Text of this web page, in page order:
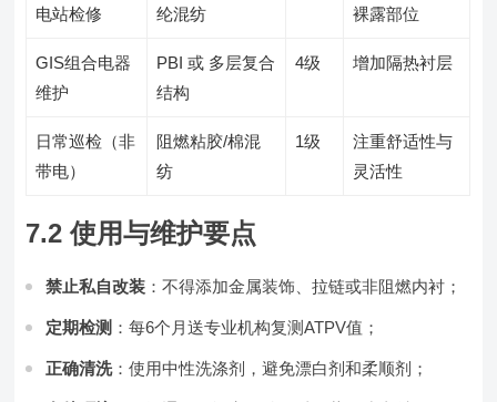
电站检修
纶混纺
裸露部位
GIS组合电器
维护
PBI 或 多层复合
结构
4级 增加隔热衬层
日常巡检（非
带电）
阻燃粘胶/棉混
纺
1级
注重舒适性与
灵活性
7.2 使用与维护要点
禁止私自改装 ：不得添加金属装饰、拉链或非阻燃内衬；
定期检测 ：每6个月送专业机构复测ATPV值；
正确清洗：使用中性洗涤剂，避免漂白剂和柔顺剂；